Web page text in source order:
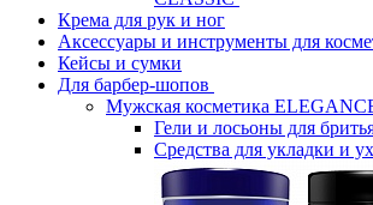
Крема для рук и ног
Аксессуары и инструменты для
Кейсы и сумки
Для барбер-шопов
Мужская косметика
Гели и лосьоны для
Средства для укладки и